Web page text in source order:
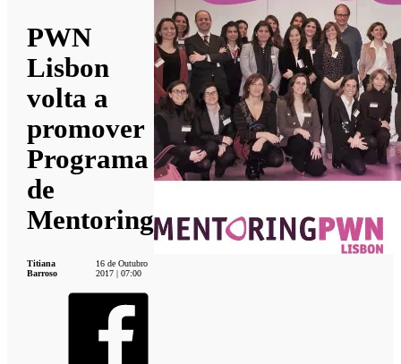
PWN
Lisbon
volta a
promover
Programa
de
Mentoring
Titiana
Barroso
16 de Outubro
2017 | 07:00